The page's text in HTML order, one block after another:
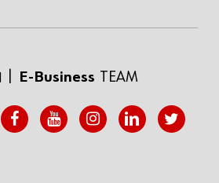
E-Business TEAM
twitter
facebook linkedin
youtubeinstagram